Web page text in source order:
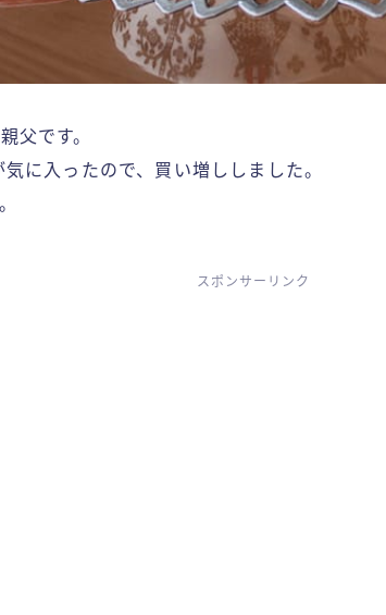
父です。
に入ったので、買い増ししました。
スポンサーリンク